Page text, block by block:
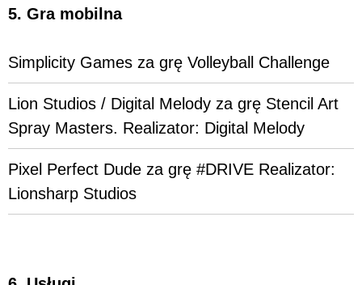
5. Gra mobilna
Simplicity Games za grę Volleyball Challenge
Lion Studios / Digital Melody za grę Stencil Art
Spray Masters. Realizator: Digital Melody
Pixel Perfect Dude za grę #DRIVE Realizator:
Lionsharp Studios